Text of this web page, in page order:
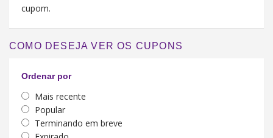
cupom.
COMO DESEJA VER OS CUPONS
Ordenar por
Mais recente
Popular
Terminando em breve